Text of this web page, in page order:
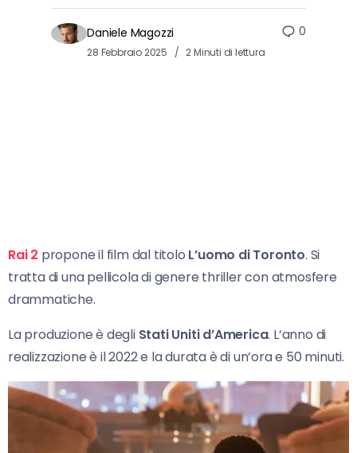
Daniele Magozzi
28 Febbraio 2025 2 Minuti di lettura
0
Rai 2 propone il film dal titolo L’uomo di Toronto. Si
tratta di una pellicola di genere thriller con atmosfere
drammatiche.
La produzione è degli Stati Uniti d’America. L’anno di
realizzazione è il 2022 e la durata è di un’ora e 50 minuti.